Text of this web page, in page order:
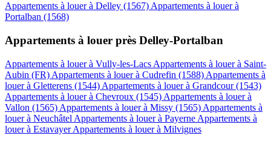
Appartements à louer à Delley (1567) Appartements à louer à
Portalban (1568)
Appartements à louer près Delley-Portalban
Appartements à louer à Vully-les-Lacs Appartements à louer à Saint-
Aubin (FR) Appartements à louer à Cudrefin (1588) Appartements à
louer à Gletterens (1544) Appartements à louer à Grandcour (1543)
Appartements à louer à Chevroux (1545) Appartements à louer à
Vallon (1565) Appartements à louer à Missy (1565) Appartements à
louer à Neuchâtel Appartements à louer à Payerne Appartements à
louer à EstavayerAppartements à louer à Milvignes